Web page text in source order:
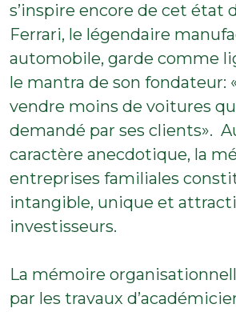
s’inspire encore de cet état
Ferrari, le légendaire
automobile, garde comme
le mantra de son fondateur:
vendre moins de voitures
demandé par ses clients».
caractère anecdotique, la
entreprises familiales
intangible, unique et
investisseurs.
La mémoire
par les travaux